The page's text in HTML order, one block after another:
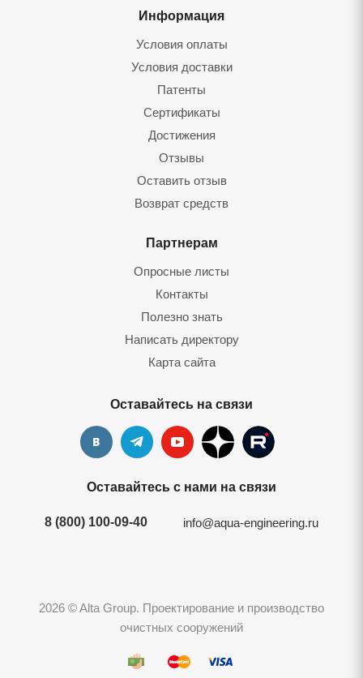
Информация
Условия оплаты
Условия доставки
Патенты
Сертификаты
Достижения
Отзывы
Оставить отзыв
Возврат средств
Партнерам
Опросные листы
Контакты
Полезно знать
Написать директору
Карта сайта
Оставайтесь на связи
Оставайтесь с нами на связи
8 (800) 100-09-40 info@aqua-engineering.ru
2026 © Alta Group. Проектирование и производство
очистных сооружений